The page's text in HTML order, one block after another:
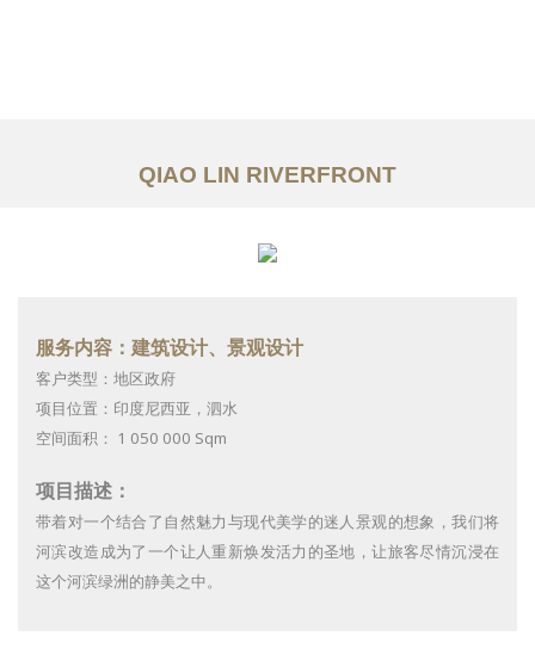
服务内容
联系我们
QIAO LIN RIVERFRONT
服务内容：建筑设计、景观设计
客户类型：地区政府
项目位置：印度尼西亚，泗水
空间面积： 1 050 000 Sqm
项目描述：
带着对一个结合了自然魅力与现代美学的迷人景观的想象，我们将
河滨改造成为了一个让人重新焕发活力的圣地，让旅客尽情沉浸在
这个河滨绿洲的静美之中。